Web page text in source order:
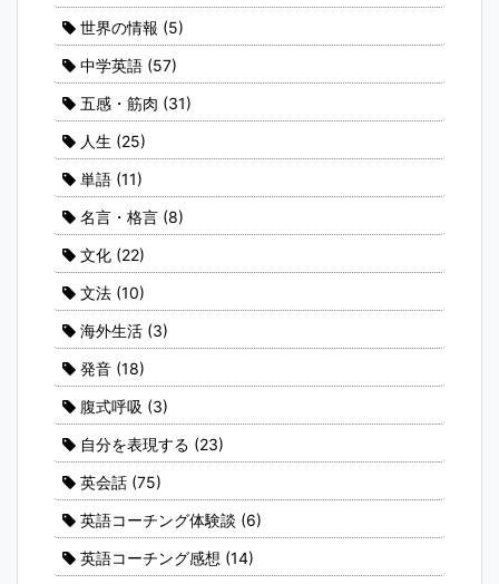
世界の情報 (5)
中学英語 (57)
五感・筋肉 (31)
人生 (25)
単語 (11)
名言・格言 (8)
文化 (22)
文法 (10)
海外生活 (3)
発音 (18)
腹式呼吸 (3)
自分を表現する (23)
英会話 (75)
英語コーチング体験談 (6)
英語コーチング感想 (14)